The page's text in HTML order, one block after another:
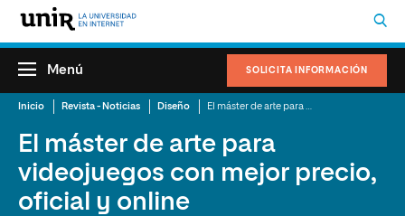
SOLICITA INFORMACIÓN
Menú
Inicio Revista - Noticias Diseño
El máster de arte para
videojuegos con mejor precio,
oficial y online